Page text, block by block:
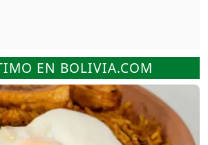
EN BOLIVIA.COM